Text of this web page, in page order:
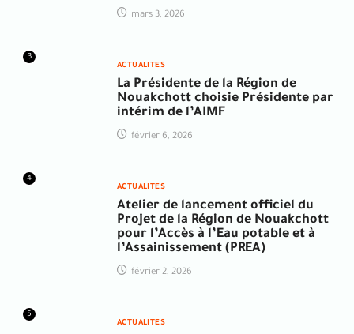
mars 3, 2026
3
ACTUALITES
La Présidente de la Région de
Nouakchott choisie Présidente par
intérim de l’AIMF
février 6, 2026
4
ACTUALITES
Atelier de lancement officiel du
Projet de la Région de Nouakchott
pour l’Accès à l’Eau potable et à
l’Assainissement (PREA)
février 2, 2026
5
ACTUALITES